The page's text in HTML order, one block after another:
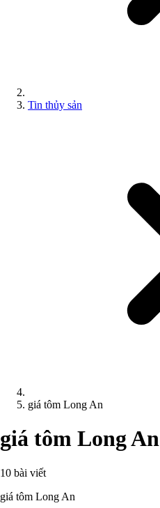
Tin thủy sản
giá tôm Long An
giá tôm Long An
10 bài viết
giá tôm Long An